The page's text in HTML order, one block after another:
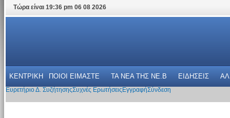
Τώρα είναι 19:36 pm 06 08 2026
ΚΕΝΤΡΙΚΗ ΠΟΙΟΙ ΕΙΜΑΣΤΕ ΤΑ ΝΕΑ THΣ NE.B ΕΙΔΗΣΕΙΣ
Ευρετήριο Δ. ΣυζήτησηςΣυχνές Ερωτήσεις ΕγγραφήΣύνδεση